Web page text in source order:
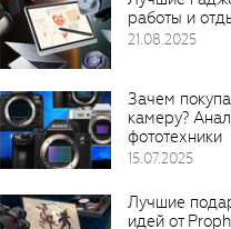
работы и
21.08.2025
Зачем
камеру?
фототехники
15.07.2025
Лучшие
идей от